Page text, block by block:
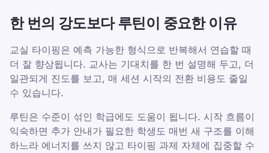
한 번의 강도보다 루틴이 중요한 이유
교실 타이핑은 예측 가능한 형식으로 반복해서 연습할 때
더 잘 향상됩니다. 교사는 기대치를 한 번 설명해 두고, 더
일관되게 진도를 보고, 매 세션 시작의 전환 비용도 줄일
수 있습니다.
루틴은 수준이 섞인 학급에도 도움이 됩니다. 시작 흐름이
익숙하면 추가 안내가 필요한 학생도 매번 새 구조를 이해
하느라 에너지를 쓰지 않고 타이핑 과제 자체에 집중할 수